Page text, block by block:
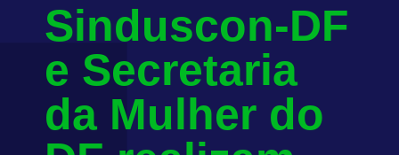
Sinduscon-DF
e Secretaria
da Mulher do